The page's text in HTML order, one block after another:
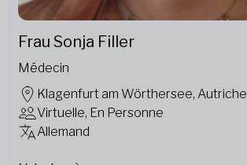
Frau Sonja Filler
Médecin
Klagenfurt am Wörthersee, Autriche
Virtuelle, En Personne
Allemand